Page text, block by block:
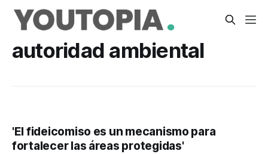
autoridad ambiental
'El fideicomiso es un mecanismo para
fortalecer las áreas protegidas'